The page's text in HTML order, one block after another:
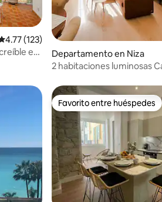
promedio: 4.77 de 5; 123
4.77 (123)
en
Departamento en Niza
2 habitaciones luminosas
huéspedes Favorito entre huéspedes
Favorito entre huéspedes